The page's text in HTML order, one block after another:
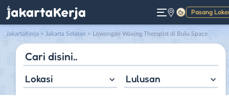
Pasang
Gelap
JakartaKerja > Jakarta Selatan > Lowongan Waxing Therapist di Bulu Space
Lokasi Lulusan